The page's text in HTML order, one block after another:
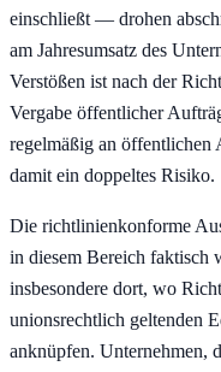
einschließt — drohen
am Jahresumsatz des
Verstößen ist nach der
Vergabe öffentlicher
regelmäßig an öffentlichen
damit ein doppeltes Risiko.
Die richtlinienkonforme
in diesem Bereich faktisch
insbesondere dort, wo
unionsrechtlich geltenden
anknüpfen. Unternehmen,